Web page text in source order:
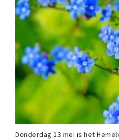
Donderdag 13 mei is het